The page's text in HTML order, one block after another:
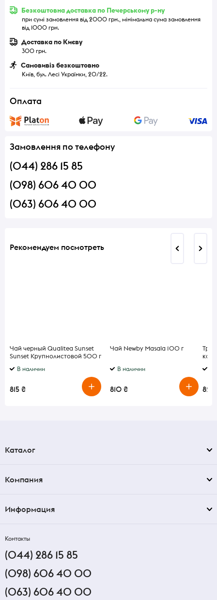
Безкоштовна доставка по Печерському р-ну
при сумі замовлення від 2000 грн., мінімальна сума замовлення
від 1000 грн.
Доставка по Києву
300 грн.
Самовивіз безкоштовно
Київ, бул. Лесі Українки, 20/22.
Оплата
Замовлення по телефону
(044) 286 15 85
(098) 606 40 00
(063) 606 40 00
Рекомендуем посмотреть
Чай черный Qualitea Sunset
Sunset Крупнолистовой 500 г
В наличии
815 ₴
Чай Newby Masala 100 г
В наличии
810 ₴
Каталог
Компания
Информация
Контакты
(044) 286 15 85
(098) 606 40 00
(063) 606 40 00